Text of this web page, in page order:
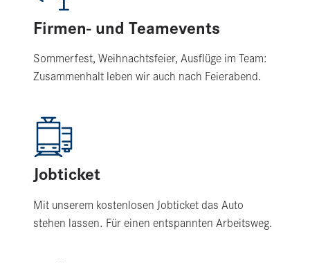
Firmen- und Teamevents
Sommerfest, Weihnachtsfeier, Ausflüge im Team:
Zusammenhalt leben wir auch nach Feierabend.
Jobticket
Mit unserem kostenlosen Jobticket das Auto
stehen lassen. Für einen entspannten Arbeitsweg.